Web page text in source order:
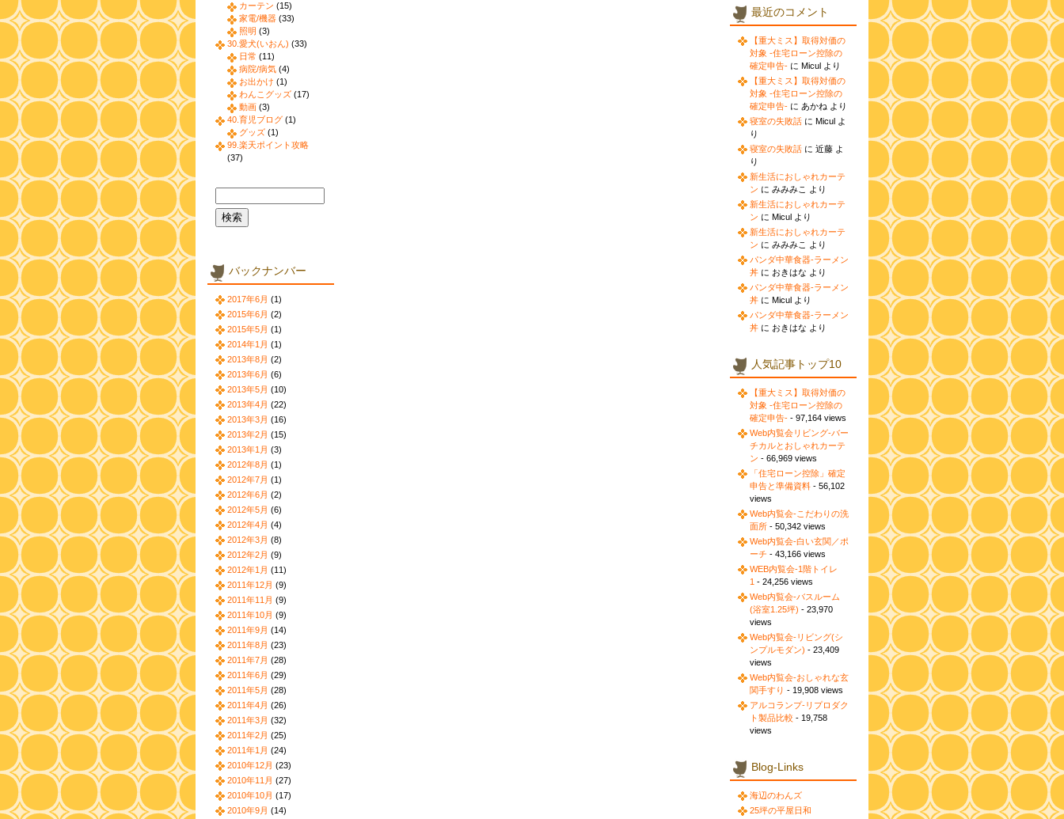
カーテン (15)
家電/機器 (33)
照明 (3)
30.愛犬(いおん) (33)
日常 (11)
病院/病気 (4)
お出かけ (1)
わんこグッズ (17)
動画 (3)
40.育児ブログ (1)
グッズ (1)
99.楽天ポイント攻略
(37)
バックナンバー
2017年6月 (1)
2015年6月 (2)
2015年5月 (1)
2014年1月 (1)
2013年8月 (2)
2013年6月 (6)
2013年5月 (10)
2013年4月 (22)
2013年3月 (16)
2013年2月 (15)
2013年1月 (3)
2012年8月 (1)
2012年7月 (1)
2012年6月 (2)
2012年5月 (6)
2012年4月 (4)
2012年3月 (8)
2012年2月 (9)
2012年1月 (11)
2011年12月 (9)
2011年11月 (9)
2011年10月 (9)
2011年9月 (14)
2011年8月 (23)
2011年7月 (28)
2011年6月 (29)
2011年5月 (28)
2011年4月 (26)
2011年3月 (32)
2011年2月 (25)
2011年1月 (24)
2010年12月 (23)
2010年11月 (27)
2010年10月 (17)
2010年9月 (14)
最近のコメント
【重大ミス】取得対価の
対象 -住宅ローン控除の
確定申告- に Micul より
【重大ミス】取得対価の
対象 -住宅ローン控除の
確定申告- に あかね より
寝室の失敗話 に Micul よ
り
寝室の失敗話 に 近藤 よ
り
新生活におしゃれカーテ
ン に みみみこ より
新生活におしゃれカーテ
ン に Micul より
新生活におしゃれカーテ
ン に みみみこ より
パンダ中華食器-ラーメン
丼 に おきはな より
パンダ中華食器-ラーメン
丼 に Micul より
パンダ中華食器-ラーメン
丼 に おきはな より
人気記事トップ10
【重大ミス】取得対価の
対象 -住宅ローン控除の
確定申告- - 97,164 views
Web内覧会リビング-バー
チカルとおしゃれカーテ
ン - 66,969 views
「住宅ローン控除」確定
申告と準備資料 - 56,102
views
Web内覧会-こだわりの洗
面所 - 50,342 views
Web内覧会-白い玄関／ポ
ーチ - 43,166 views
WEB内覧会-1階トイレ
1 - 24,256 views
Web内覧会-バスルーム
(浴室1.25坪) - 23,970
views
Web内覧会-リビング(シ
ンプルモダン) - 23,409
views
Web内覧会-おしゃれな玄
関手すり - 19,908 views
アルコランプ-リプロダク
ト製品比較 - 19,758
views
Blog-Links
海辺のわんズ
25坪の平屋日和